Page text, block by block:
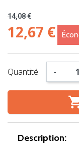
14,08 €
12,67 €
Quantité -
Description: